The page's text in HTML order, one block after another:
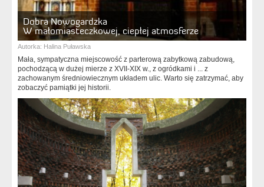
Dobra Nowogardzka
W małomiasteczkowej, ciepłej atmosferze
Autorka: Halina Puławska
Mała, sympatyczna miejscowość z parterową zabytkową zabudową,
pochodzącą w dużej mierze z XVII-XIX w., z ogródkami i ... z
zachowanym średniowiecznym układem ulic. Warto się zatrzymać, aby
zobaczyć pamiątki jej historii.